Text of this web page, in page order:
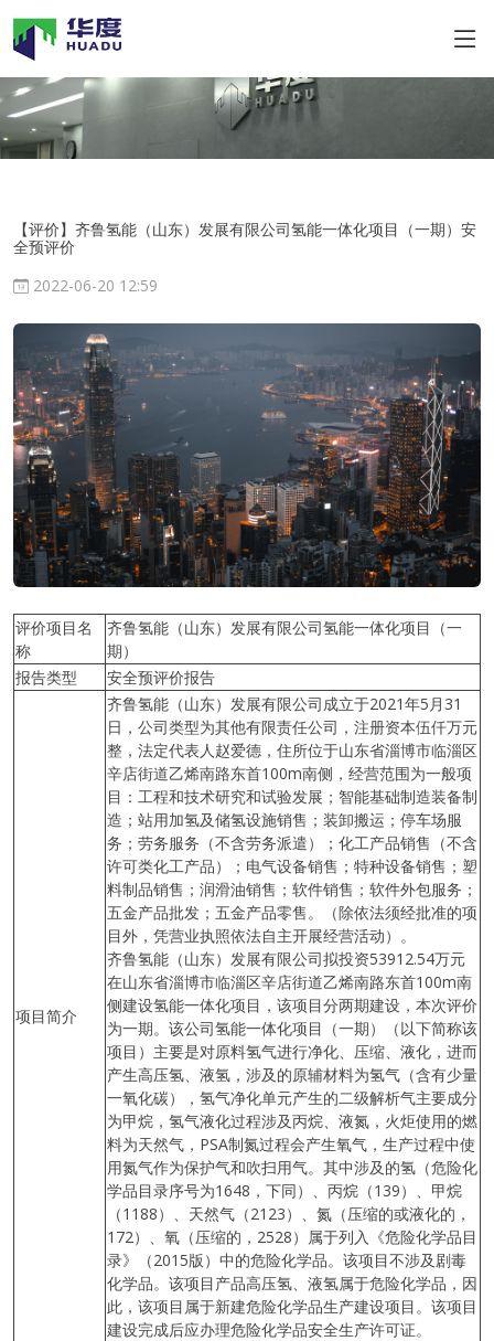
【评价】齐鲁氢能（山东）发展有限公司氢能一体化项目（一期）安
全预评价
2022-06-20 12:59
评价项目名
称
齐鲁氢能（山东）发展有限公司氢能一体化项目（一
期）
报告类型
安全预评价报告
项目简介
齐鲁氢能（山东）发展有限公司成立于2021年5月31
日，公司类型为其他有限责任公司，注册资本伍仟万元
整，法定代表人赵爱德，住所位于山东省淄博市临淄区
辛店街道乙烯南路东首100m南侧，经营范围为一般项
目：工程和技术研究和试验发展；智能基础制造装备制
造；站用加氢及储氢设施销售；装卸搬运；停车场服
务；劳务服务（不含劳务派遣）；化工产品销售（不含
许可类化工产品）；电气设备销售；特种设备销售；塑
料制品销售；润滑油销售；软件销售；软件外包服务；
五金产品批发；五金产品零售。（除依法须经批准的项
目外，凭营业执照依法自主开展经营活动）。
齐鲁氢能（山东）发展有限公司拟投资53912.54万元
在山东省淄博市临淄区辛店街道乙烯南路东首100m南
侧建设氢能一体化项目，该项目分两期建设，本次评价
为一期。该公司氢能一体化项目（一期）（以下简称该
项目）主要是对原料氢气进行净化、压缩、液化，进而
产生高压氢、液氢，涉及的原辅材料为氢气（含有少量
一氧化碳），氢气净化单元产生的二级解析气主要成分
为甲烷，氢气液化过程涉及丙烷、液氮，火炬使用的燃
料为天然气，PSA制氮过程会产生氧气，生产过程中使
用氮气作为保护气和吹扫用气。其中涉及的氢（危险化
学品目录序号为1648，下同）、丙烷（139）、甲烷
（1188）、天然气（2123）、氮（压缩的或液化的，
172）、氧（压缩的，2528）属于列入《危险化学品目
录》（2015版）中的危险化学品。该项目不涉及剧毒
化学品。该项目产品高压氢、液氢属于危险化学品，因
此，该项目属于新建危险化学品生产建设项目。该项目
建设完成后应办理危险化学品安全生产许可证。